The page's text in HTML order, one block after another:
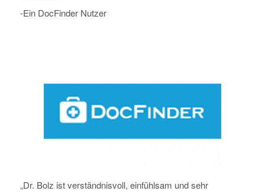
-Ein DocFinder Nutzer
„Dr. Bolz ist verständnisvoll, einfühlsam und sehr